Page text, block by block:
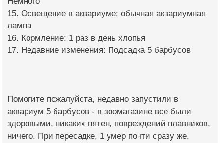
15. Освещение в аквариуме: обычная аквариумная
лампа
16. Кормление: 1 раз в день хлопья
17. Недавние изменения: Подсадка 5 барбусов
Помогите пожалуйста, недавно запустили в
аквариум 5 барбусов - в зоомагазине все были
здоровыми, никаких пятен, повреждений плавников,
ничего. При пересадке, 1 умер почти сразу же.